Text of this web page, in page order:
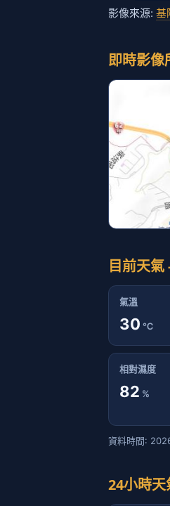
影像來源: 基
即時影像
目前天
氣溫
30 ℃
相對濕度
82 %
資料時間:
24小時